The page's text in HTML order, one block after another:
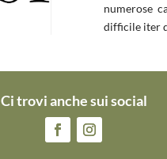
numerose
difficile iter
Ci trovi anche sui social